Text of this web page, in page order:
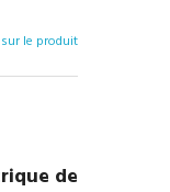
le produit
de